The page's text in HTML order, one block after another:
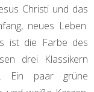
Christi und das
neues Leben.
ist die Farbe des
drei Klassikern
Ein paar grüne